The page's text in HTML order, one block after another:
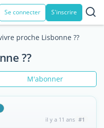
Se connecter S'inscrire
proche Lisbonne ??
??
M'abonner
il y a 11 ans #1